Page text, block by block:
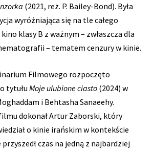
(2021, reż. P. Bailey-Bond). Była
wyróżniająca się na tle całego
klasy B z ważnym – zwłaszcza dla
– tematem cenzury w kinie.
Filmowego rozpoczęto
tytułuMoje ulubione ciasto (2024) w
i Behtasha Sanaeehy.
dokonał Artur Zaborski, który
o kinie irańskim w kontekście
czas na jedną z najbardziej